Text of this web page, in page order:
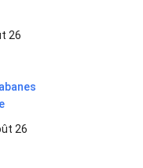
26
26